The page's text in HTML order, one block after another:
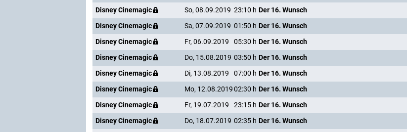
Disney Cinemagic
So, 08.09.2019 23:10 h Der 16. Wunsch
Disney Cinemagic
Sa, 07.09.2019 01:50 h Der 16. Wunsch
Disney Cinemagic
Fr, 06.09.2019 05:30 h Der 16. Wunsch
Disney Cinemagic
Do, 15.08.2019 03:50 h Der 16. Wunsch
Disney Cinemagic
Di, 13.08.2019 07:00 h Der 16. Wunsch
Disney Cinemagic
Mo, 12.08.201902:30 h Der 16. Wunsch
Disney Cinemagic
Fr, 19.07.2019 23:15 h Der 16. Wunsch
Disney Cinemagic
Do, 18.07.2019 02:35 h Der 16. Wunsch